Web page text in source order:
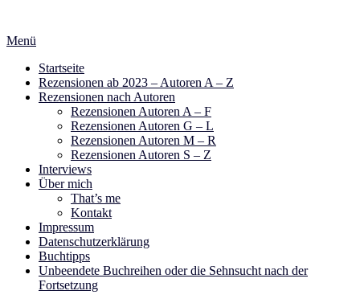
springen
Menü
Startseite
Rezensionen ab 2023 – Autoren A – Z
Rezensionen nach Autoren
Rezensionen Autoren A – F
Rezensionen Autoren G – L
Rezensionen Autoren M – R
Rezensionen Autoren S – Z
Interviews
Über mich
That’s me
Kontakt
Impressum
Datenschutzerklärung
Buchtipps
Unbeendete Buchreihen oder die Sehnsucht nach der
Fortsetzung